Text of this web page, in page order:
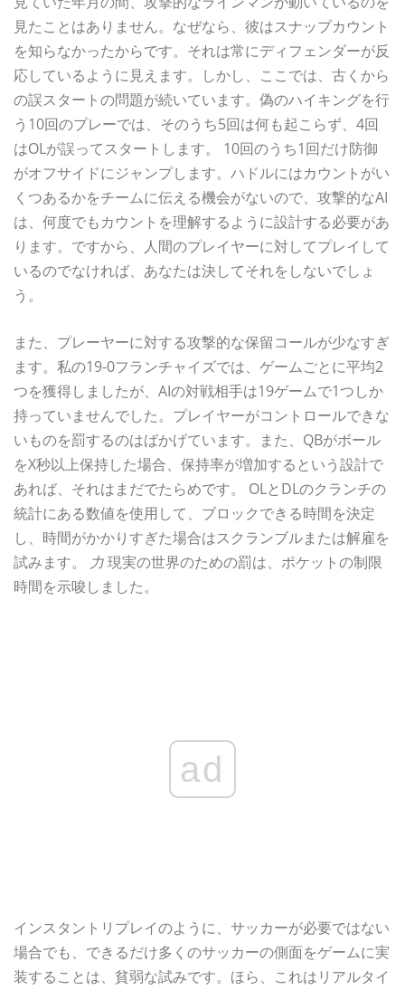
見たことはありません。なぜなら、彼はスナップカウント
を知らなかったからです。それは常にディフェンダーが反
応しているように見えます。しかし、ここでは、古くから
の誤スタートの問題が続いています。偽のハイキングを行
う10回のプレーでは、そのうち5回は何も起こらず、4回
はOLが誤ってスタートします。 10回のうち1回だけ防御
がオフサイドにジャンプします。ハドルにはカウントがい
くつあるかをチームに伝える機会がないので、攻撃的なAI
は、何度でもカウントを理解するように設計する必要があ
ります。ですから、人間のプレイヤーに対してプレイして
いるのでなければ、あなたは決してそれをしないでしょ
う。
また、プレーヤーに対する攻撃的な保留コールが少なすぎ
ます。私の19-0フランチャイズでは、ゲームごとに平均2
つを獲得しましたが、AIの対戦相手は19ゲームで1つしか
持っていませんでした。プレイヤーがコントロールできな
いものを罰するのはばかげています。また、QBがボール
をX秒以上保持した場合、保持率が増加するという設計で
あれば、それはまだでたらめです。 OLとDLのクランチの
統計にある数値を使用して、ブロックできる時間を決定
し、時間がかかりすぎた場合はスクランブルまたは解雇を
試みます。
力現実の世界のための罰は、ポケットの制限
時間を示唆しました。
ad
インスタントリプレイのように、サッカーが必要ではない
場合でも、できるだけ多くのサッカーの側面をゲームに実
装することは、貧弱な試みです。ほら、これはリアルタイ